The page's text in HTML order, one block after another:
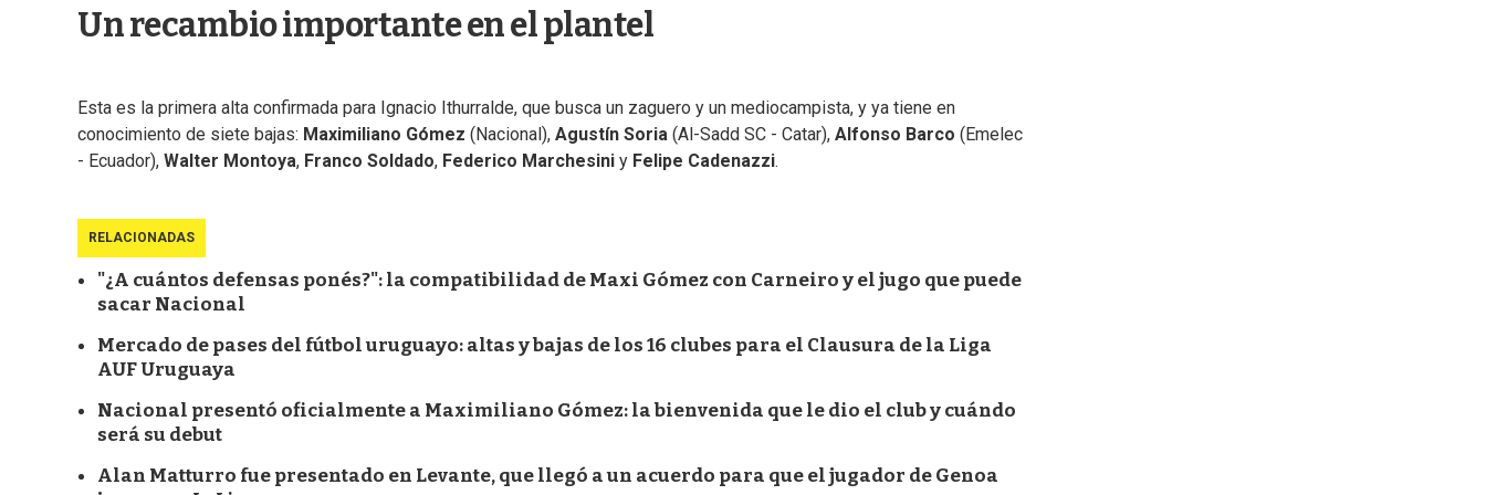
Un recambio importante en el plantel
Esta es la primera alta confirmada para Ignacio Ithurralde, que busca un zaguero y un mediocampista, y ya tiene en
conocimiento de siete bajas: Maximiliano Gómez (Nacional), Agustín Soria (Al-Sadd SC - Catar), Alfonso Barco (Emelec
- Ecuador), Walter Montoya, Franco Soldado, Federico Marchesini y Felipe Cadenazzi.
RELACIONADAS
"¿A cuántos defensas ponés?": la compatibilidad de Maxi Gómez con Carneiro y el jugo que puede
sacar Nacional
Mercado de pases del fútbol uruguayo: altas y bajas de los 16 clubes para el Clausura de la Liga
AUF Uruguaya
Nacional presentó oficialmente a Maximiliano Gómez: la bienvenida que le dio el club y cuándo
será su debut
Alan Matturro fue presentado en Levante, que llegó a un acuerdo para que el jugador de Genoa